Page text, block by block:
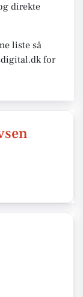
direkte
liste så
for